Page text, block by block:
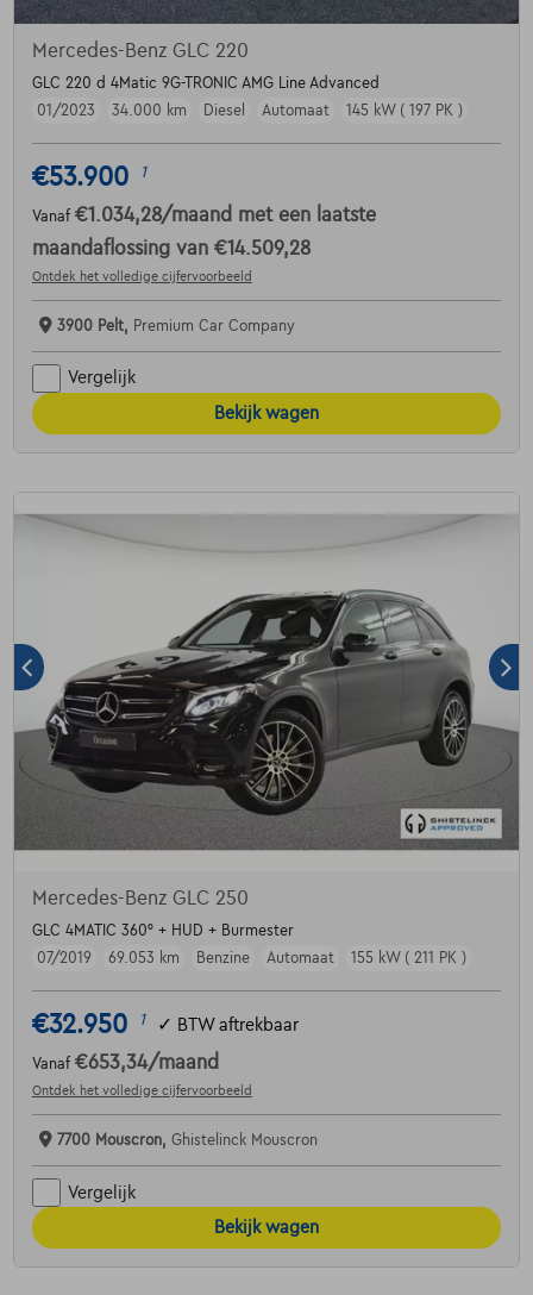
Mercedes-Benz GLC 220
GLC 220 d 4Matic 9G-TRONIC AMG Line Advanced
01/2023
34.000 km Diesel Automaat 145 kW ( 197 PK )
€53.900 1
Vanaf €1.034,28/maand met een laatste
maandaflossing van €14.509,28
Ontdek het volledige cijfervoorbeeld
3900 Pelt, Premium Car Company
Vergelijk
Bekijk wagen
Mercedes-Benz GLC 250
GLC 4MATIC 360° + HUD + Burmester
07/2019
69.053 km Benzine Automaat 155 kW ( 211 PK )
€32.950 1 ✓ BTW aftrekbaar
Vanaf €653,34/maand
Ontdek het volledige cijfervoorbeeld
7700 Mouscron, Ghistelinck Mouscron
Vergelijk
Bekijk wagen